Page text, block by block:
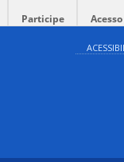
Participe